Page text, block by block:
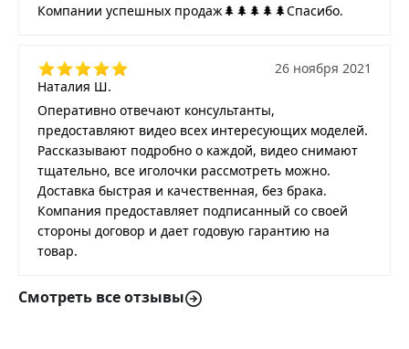
Компании успешных продаж🌲🌲🌲🌲🌲Спасибо.
Наталия Ш.
26 ноября 2021
Оперативно отвечают консультанты,
предоставляют видео всех интересующих моделей.
Рассказывают подробно о каждой, видео снимают
тщательно, все иголочки рассмотреть можно.
Доставка быстрая и качественная, без брака.
Компания предоставляет подписанный со своей
стороны договор и дает годовую гарантию на
товар.
Смотреть все отзывы